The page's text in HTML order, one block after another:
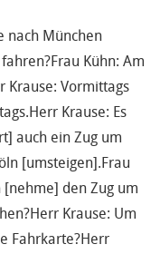
nach München
Kühn: Am
Krause: Vormittags
Krause: Es
auch ein Zug um
[umsteigen].Frau
[nehme] den Zug um
Krause: Um
Fahrkarte?Herr